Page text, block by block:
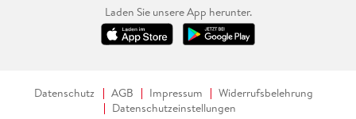
Laden Sie unsere App herunter.
Datenschutz AGB Impressum
Widerrufsbelehrung
Datenschutzeinstellungen